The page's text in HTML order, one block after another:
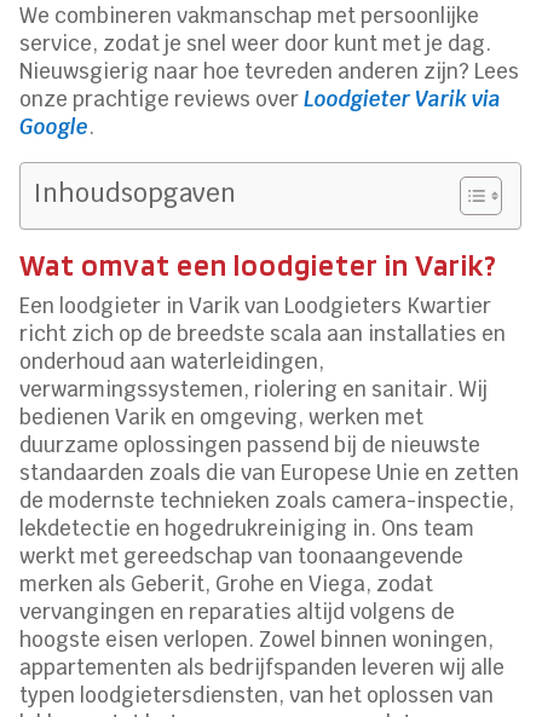
We combineren vakmanschap met persoonlijke
service, zodat je snel weer door kunt met je dag.
Nieuwsgierig naar hoe tevreden anderen zijn? Lees
onze prachtige reviews overLoodgieter Varik via
Google.
Inhoudsopgaven
Wat omvat een loodgieter in Varik?
Een loodgieter in Varik van Loodgieters Kwartier
richt zich op de breedste scala aan installaties en
onderhoud aan waterleidingen,
verwarmingssystemen, riolering en sanitair. Wij
bedienen Varik en omgeving, werken met
duurzame oplossingen passend bij de nieuwste
standaarden zoals die van Europese Unie en zetten
de modernste technieken zoals camera-inspectie,
lekdetectie en hogedrukreiniging in. Ons team
werkt met gereedschap van toonaangevende
merken als Geberit, Grohe en Viega, zodat
vervangingen en reparaties altijd volgens de
hoogste eisen verlopen. Zowel binnen woningen,
appartementen als bedrijfspanden leveren wij alle
typen loodgietersdiensten, van het oplossen van